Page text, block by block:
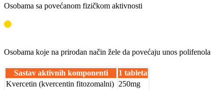
Osobama sa povećanom fizičkom aktivnosti
Osobama koje na prirodan način žele da povećaju unos polifenola
Sastav aktivnih komponenti
1 tableta
Kvercetin (kvercentin fitozomalni) 250mg